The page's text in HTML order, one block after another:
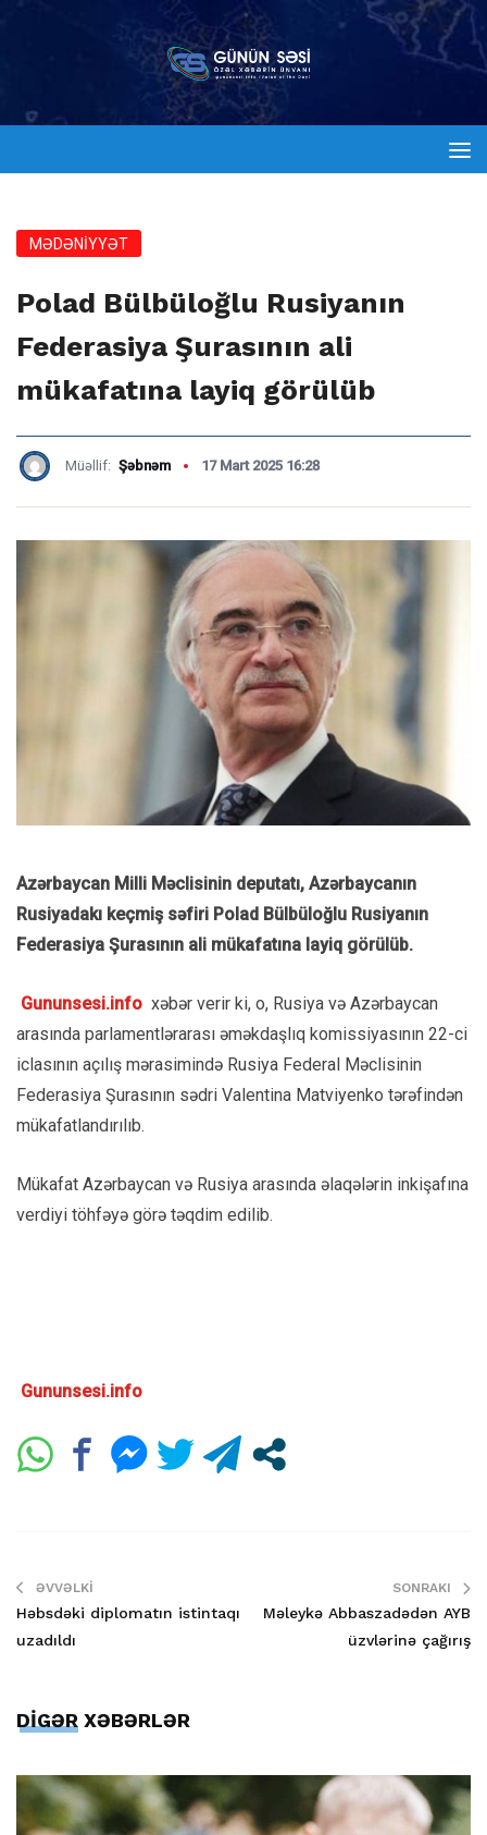
MƏDƏNİYYƏT
Polad Bülbüloğlu Rusiyanın
Federasiya Şurasının ali
mükafatına layiq görülüb
Müəllif: Şəbnəm 17 Mart 2025 16:28
Azərbaycan Milli Məclisinin deputatı, Azərbaycanın
Rusiyadakı keçmiş səfiri Polad Bülbüloğlu Rusiyanın
Federasiya Şurasının ali mükafatına layiq görülüb.
Gununsesi.info xəbər verir ki, o, Rusiya və Azərbaycan
arasında parlamentlərarası əməkdaşlıq komissiyasının 22-ci
iclasının açılış mərasimində Rusiya Federal Məclisinin
Federasiya Şurasının sədri Valentina Matviyenko tərəfindən
mükafatlandırılıb.
Mükafat Azərbaycan və Rusiya arasında əlaqələrin inkişafına
verdiyi töhfəyə görə təqdim edilib.
Gununsesi.info
ƏVVƏLKI
Həbsdəki diplomatın istintaqı
uzadıldı
SONRAKI
Məleykə Abbaszadədən AYB
üzvlərinə çağırış
DİGƏR XƏBƏRLƏR